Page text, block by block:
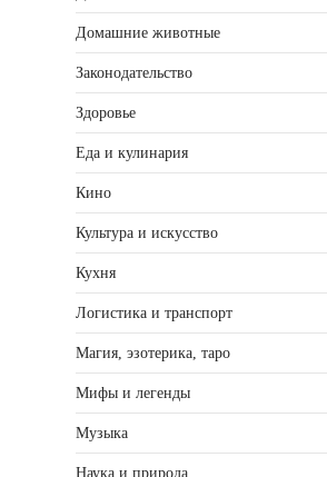
Домашние животные
Законодательство
Здоровье
Еда и кулинария
Кино
Культура и искусство
Кухня
Логистика и транспорт
Магия, эзотерика, таро
Мифы и легенды
Музыка
Наука и природа